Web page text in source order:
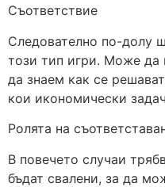
Съответствие
Следователно по-долу
този тип игри. Може да
да знаем как се
кои икономически
Ролята на
В повечето случаи
бъдат свалени, за да